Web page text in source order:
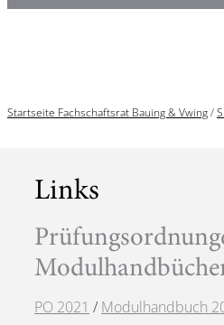
Startseite Fachschaftsrat Bauing & Vwing/
Links
PO 2021 / Modulhandbuch